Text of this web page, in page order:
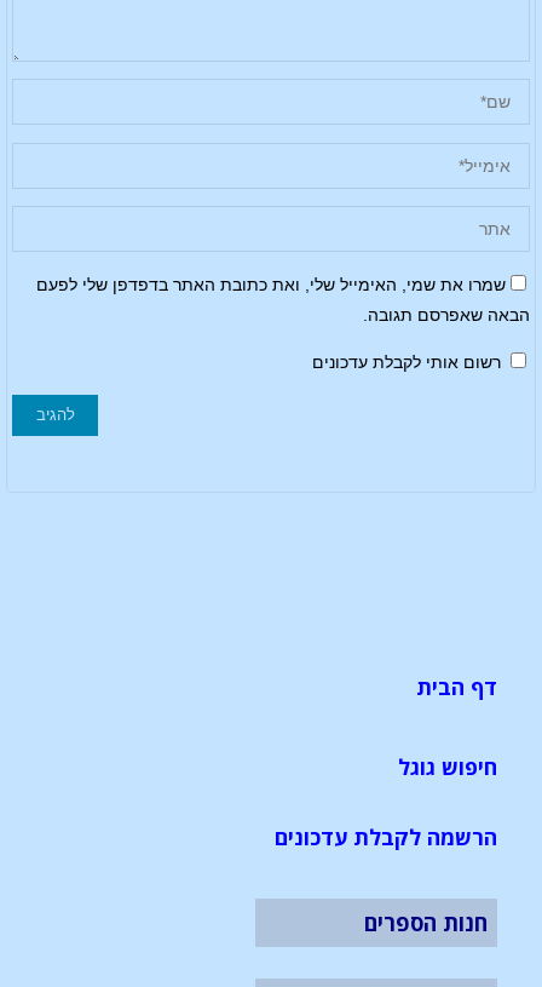
שמרו את שמי, האימייל שלי, ואת כתובת האתר בדפדפן שלי לפעם
הבאה שאפרסם תגובה.
רשום אותי לקבלת עדכונים
דף הבית
חיפוש גוגל
הרשמה לקבלת עדכונים
חנות הספרים